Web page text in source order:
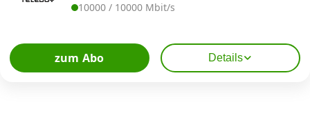
10000 / 10000 Mbit/s
zum Abo Details